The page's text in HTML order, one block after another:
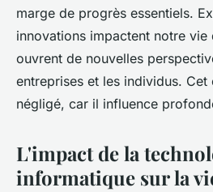
marge de progrès essentiels.
innovations impactent notre vie
ouvrent de nouvelles
entreprises et les individus. Cet
négligé, car il influence
L'impact de la
informatique sur la